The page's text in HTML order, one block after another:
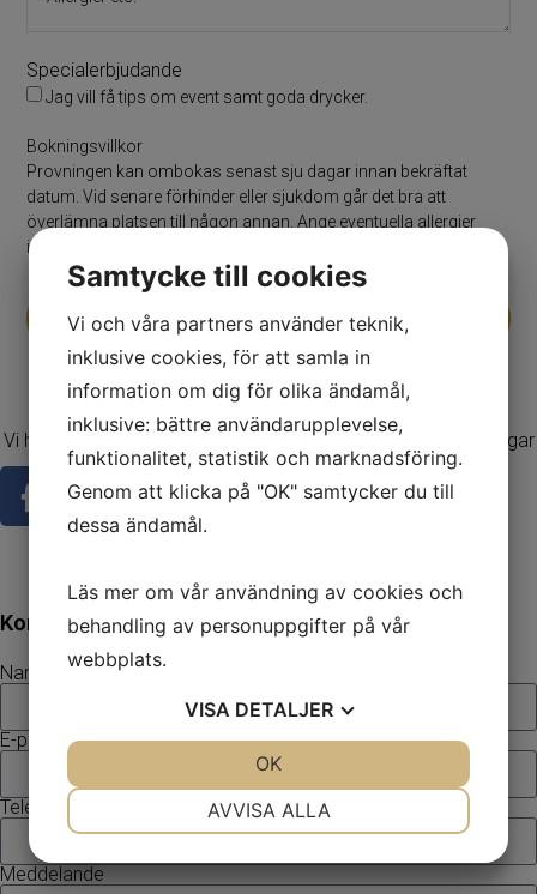
Specialerbjudande
Jag vill få tips om event samt goda drycker.
Bokningsvillkor
Provningen kan ombokas senast sju dagar innan bekräftat
datum. Vid senare förhinder eller sjukdom går det bra att
överlämna platsen till någon annan. Ange eventuella allergier
innan provningen.
Skicka
Vi har förmedlat och arrangerat många uppskattade provningar sedan starten 2005.
0762 543074
Vardagar och helger 08:00-18:00
Kontakta oss
Namn
E-post
Telefon
Meddelande
Samtycke till cookies
Vi och våra partners använder teknik,
inklusive cookies, för att samla in
information om dig för olika ändamål,
inklusive: bättre användarupplevelse,
funktionalitet, statistik och marknadsföring.
Genom att klicka på "OK" samtycker du till
dessa ändamål.
Läs mer om vår användning av cookies och
behandling av personuppgifter på vår
webbplats.
VISA DETALJER
MARKNADSFÖRING STATISTIK
AVVISA ALLA
OK